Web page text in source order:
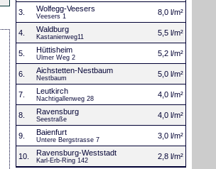
3. Wolfegg-Veesers
Veesers 1 8,0 l/m²
4. Waldburg
Kastanienweg11 5,5 l/m²
5. Hüttisheim
Ulmer Weg 2 5,2 l/m²
6. Aichstetten-Nestbaum
Nestbaum 5,0 l/m²
7. Leutkirch
Nachtigallenweg 28 4,0 l/m²
8. Ravensburg
Seestraße 4,0 l/m²
9. Baienfurt
Untere Bergstrasse 7 3,0 l/m²
10. Ravensburg-Weststadt
Karl-Erb-Ring 142
2,8 l/m²